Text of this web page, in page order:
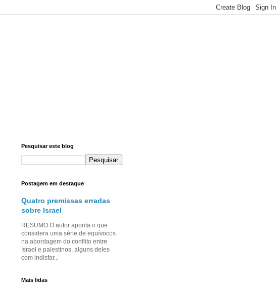
Pesquisar este blog
Postagem em destaque
Quatro premissas erradas
sobre Israel
RESUMO O autor aponta o que
considera uma série de equívocos
na abordagem do conflito entre
Israel e palestinos, alguns deles
com indisfar...
Mais lidas